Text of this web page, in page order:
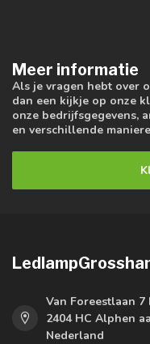
Meer informatie
Als je vragen hebt over
dan een kijkje op onze
onze bedrijfsgegevens,
en verschillende
Van Foreestlaan 7
2404 HC Alphen
Nederland